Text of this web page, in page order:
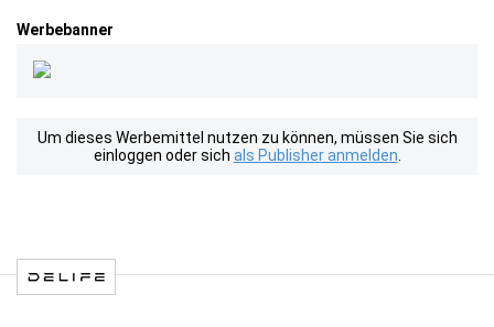
Werbebanner
Um dieses Werbemittel nutzen zu können, müssen Sie sich
einloggen oder sich als Publisher anmelden